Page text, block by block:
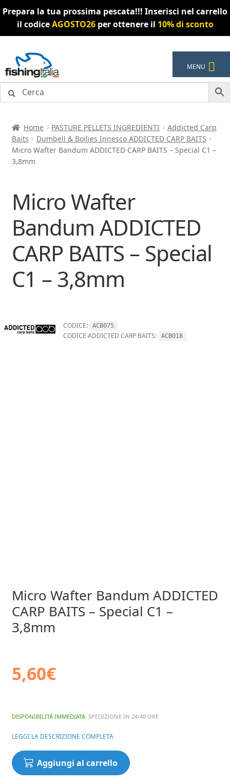
Prepara la tua prossima pescata!!! Inserisci nel carrello
il codiceAGOSTO26per ottenere il 10% di sconto
alla
navigazione
al
contenuto
MENU
Home PASTURE PELLETS INGREDIENTI
Addicted Carp
Baits
Dumbell & Boilies Innesco ADDICTED CARP BAITS
Micro Wafter Bandum ADDICTED CARP BAITS – Special C1 –
3,8mm
Micro Wafter
Bandum ADDICTED
CARP BAITS – Special
C1 – 3,8mm
CODICE: ACB075
CODICE ADDICTED CARP BAITS: ACB018
Micro Wafter Bandum ADDICTED
CARP BAITS – Special C1 –
3,8mm
5,60€
DISPONIBILITÀ IMMEDIATA: SPEDIZIONE IN 24/48 ORE
LEGGI LA DESCRIZIONE COMPLETA
Micro
Wafter
Aggiungi al carrello